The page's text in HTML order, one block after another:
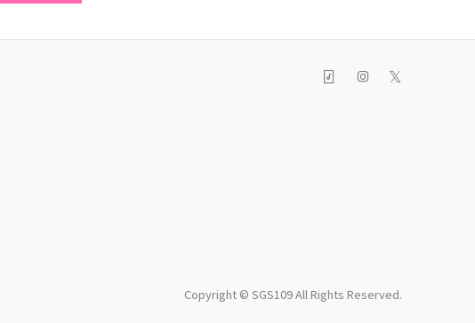
𝕏
Copyright © SGS109 All Rights Reserved.